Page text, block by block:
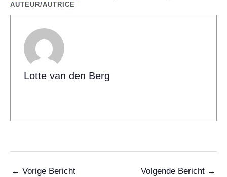
AUTEUR/AUTRICE
Lotte van den Berg
← Vorige Bericht Volgende Bericht →